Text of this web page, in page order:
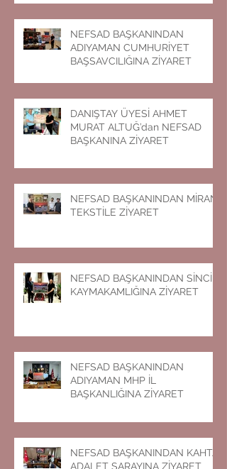
NEFSAD BAŞKANINDAN
ADIYAMAN CUMHURİYET
BAŞSAVCILIĞINA ZİYARET
DANIŞTAY ÜYESİ AHMET
MURAT ALTUĞ’dan NEFSAD
BAŞKANINA ZİYARET
NEFSAD BAŞKANINDAN MİRAN
TEKSTİLE ZİYARET
NEFSAD BAŞKANINDAN SİNCİK
KAYMAKAMLIĞINA ZİYARET
NEFSAD BAŞKANINDAN
ADIYAMAN MHP İL
BAŞKANLIĞINA ZİYARET
NEFSAD BAŞKANINDAN KAHTA
ADALET SARAYINA ZİYARET